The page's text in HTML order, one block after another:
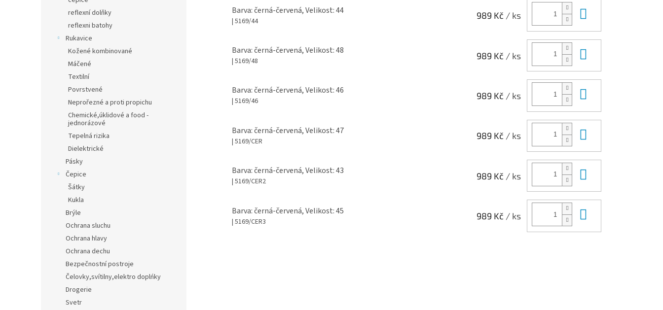
reflexní dolňky
reflexni batohy
Rukavice
Kožené kombinované
Máčené
Textilní
Povrstvené
Neprořezné a proti propichu
Chemické,úklidové a food -
jednorázové
Tepelná rizika
Dielektrické
Pásky
Čepice
Šátky
Kukla
Brýle
Ochrana sluchu
Ochrana hlavy
Ochrana dechu
Bezpečnostní postroje
Čelovky,svítilny,elektro doplńky
Drogerie
Svetr
Barva: černá-červená, Velikost: 44
| 5169/44
989 Kč / ks
Barva: černá-červená, Velikost: 48
| 5169/48
989 Kč / ks
Barva: černá-červená, Velikost: 46
| 5169/46
989 Kč / ks
Barva: černá-červená, Velikost: 47
| 5169/CER
989 Kč / ks
Barva: černá-červená, Velikost: 43
| 5169/CER2
989 Kč / ks
Barva: černá-červená, Velikost: 45
| 5169/CER3
989 Kč / ks